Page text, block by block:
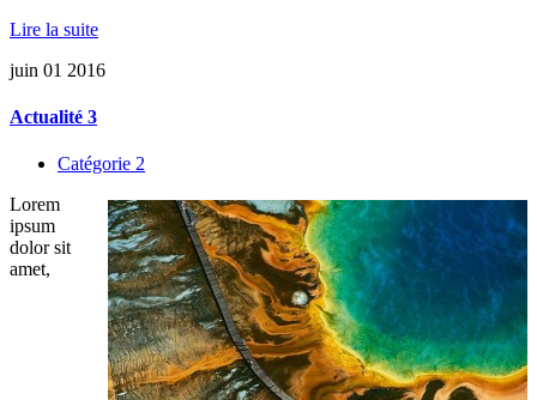
Lire la suite
juin 01 2016
Actualité 3
Catégorie 2
Lorem
ipsum
dolor sit
amet,